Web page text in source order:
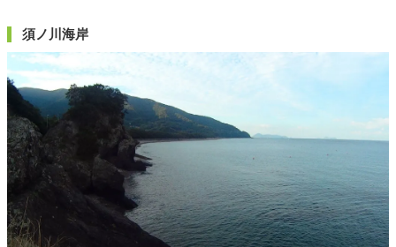
須ノ川海岸